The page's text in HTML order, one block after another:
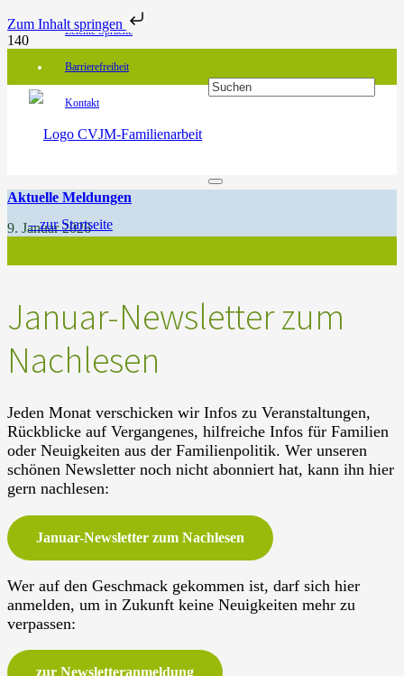
Zum Inhalt springen
Leichte Sprache
Barrierefreiheit
Kontakt
Aktuelle Meldungen
9. Januar 2026
Januar-Newsletter zum
Nachlesen
Jeden Monat verschicken wir Infos zu Veranstaltungen,
Rückblicke auf Vergangenes, hilfreiche Infos für Familien
oder Neuigkeiten aus der Familienpolitik. Wer unseren
schönen Newsletter noch nicht abonniert hat, kann ihn hier
gern nachlesen:
Januar-Newsletter zum Nachlesen
Wer auf den Geschmack gekommen ist, darf sich hier
anmelden, um in Zukunft keine Neuigkeiten mehr zu
verpassen:
zur Newsletteranmeldung